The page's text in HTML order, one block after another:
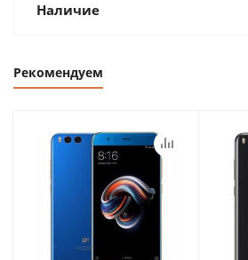
Наличие
Рекомендуем